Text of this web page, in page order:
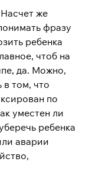
же
фразу
ребенка
чтоб на
да. Можно,
том, что
по
уместен ли
ребенка
аварии